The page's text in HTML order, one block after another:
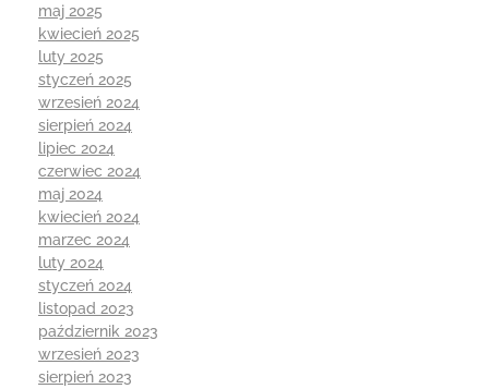
maj 2025
kwiecień 2025
luty 2025
styczeń 2025
wrzesień 2024
sierpień 2024
lipiec 2024
czerwiec 2024
maj 2024
kwiecień 2024
marzec 2024
luty 2024
styczeń 2024
listopad 2023
październik 2023
wrzesień 2023
sierpień 2023